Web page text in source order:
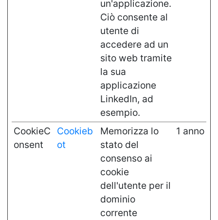
un'applicazione.
Ciò consente al
utente di
accedere ad un
sito web tramite
la sua
applicazione
LinkedIn, ad
esempio.
CookieC
onsent
Cookieb
ot
Memorizza lo
stato del
consenso ai
cookie
dell'utente per il
dominio
corrente
1 anno